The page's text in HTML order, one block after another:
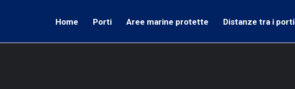
Home Porti Aree marine protette Distanze tra i porti